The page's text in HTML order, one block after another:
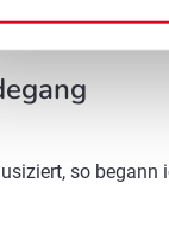
so